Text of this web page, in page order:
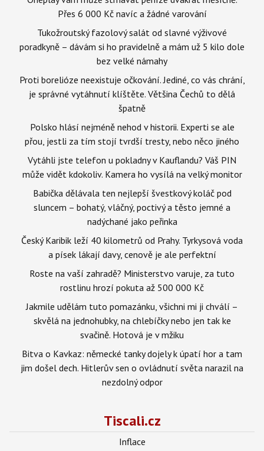
Přes 6 000 Kč navíc a žádné varování
Tukožroutský fazolový salát od slavné výživové
poradkyně – dávám si ho pravidelně a mám už 5 kilo dole
bez velké námahy
Proti borelióze neexistuje očkování. Jediné, co vás chrání,
je správné vytáhnutí klíštěte. Většina Čechů to dělá
špatně
Polsko hlásí nejméně nehod v historii. Experti se ale
přou, jestli za tím stojí tvrdší tresty, nebo něco jiného
Vytáhli jste telefon u pokladny v Kauflandu? Váš PIN
může vidět kdokoliv. Kamera ho vysílá na velký monitor
Babička dělávala ten nejlepší švestkový koláč pod
sluncem – bohatý, vláčný, poctivý a těsto jemné a
nadýchané jako peřinka
Český Karibik leží 40 kilometrů od Prahy. Tyrkysová voda
a písek lákají davy, cenově je ale perfektní
Roste na vaší zahradě? Ministerstvo varuje, za tuto
rostlinu hrozí pokuta až 500 000 Kč
Jakmile udělám tuto pomazánku, všichni mi ji chválí –
skvělá na jednohubky, na chlebíčky nebo jen tak ke
svačině. Hotová je v mžiku
Bitva o Kavkaz: německé tanky dojely k úpatí hor a tam
jim došel dech. Hitlerův sen o ovládnutí světa narazil na
nezdolný odpor
Tiscali.cz
Inflace